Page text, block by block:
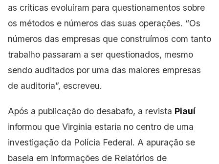
as críticas evoluíram para questionamentos sobre
os métodos e números das suas operações. “Os
números das empresas que construímos com tanto
trabalho passaram a ser questionados, mesmo
sendo auditados por uma das maiores empresas
de auditoria”, escreveu.
Após a publicação do desabafo, a revista Piauí
informou que Virginia estaria no centro de uma
investigação da Polícia Federal. A apuração se
baseia em informações de Relatórios de